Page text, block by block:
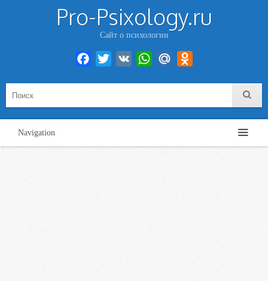
Pro-Psixology.ru
Сайт о психологии
Facebook
Twitter VK WhatsAppMail.Ru
Navigation